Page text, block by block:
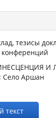
тезисы
конференций
И
Село Аршан
текст